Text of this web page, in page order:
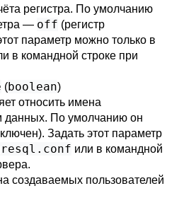
регистра. По умолчанию
— off (регистр
параметр можно только в
в командной строке при
(boolean)
относить имена
данных. По умолчанию он
Задать этот параметр
или в командной
создаваемых пользователей